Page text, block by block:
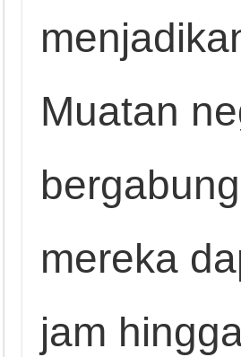
Muatan
mereka
jam